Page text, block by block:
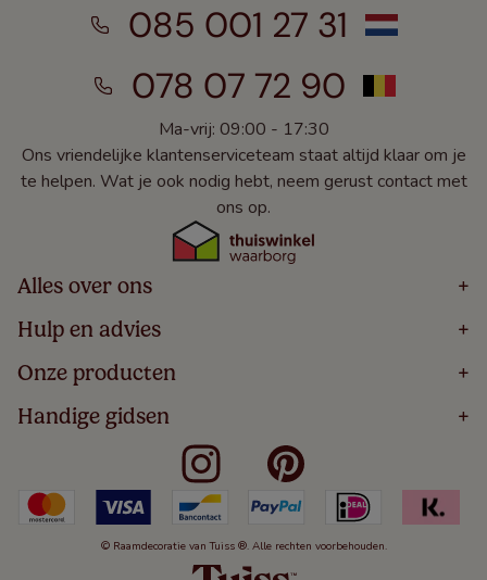
085 001 27 31
078 07 72 90
Ma-vrij: 09:00 - 17:30
Ons vriendelijke klantenserviceteam staat altijd klaar om je
te helpen. Wat je ook nodig hebt, neem gerust contact met
ons op.
Alles over ons +
Home
Over
Bestellen
Winacties
Veelgestelde Vragen
Hulp en advies +
Volg Je Bestelling
Levering
5 Jaar Garantie
Algemene Voorwaarden
Kindveiligheid
Cookies
Herroepingsrecht
Onze producten +
Houten Jaloezieën
Rolgordijnen
Verticale Jaloezieën
Duo Rolgordijnen
Duo Plisségordijnen
Handige gidsen +
Meten Voor Raamdecoratie
Badkamer Raamdecoratie
Slaapkamer Raamdecoratie
Keuken Raamdecoratie
De Jaloezieën Gids
© Raamdecoratie van Tuiss ®. Alle rechten voorbehouden.